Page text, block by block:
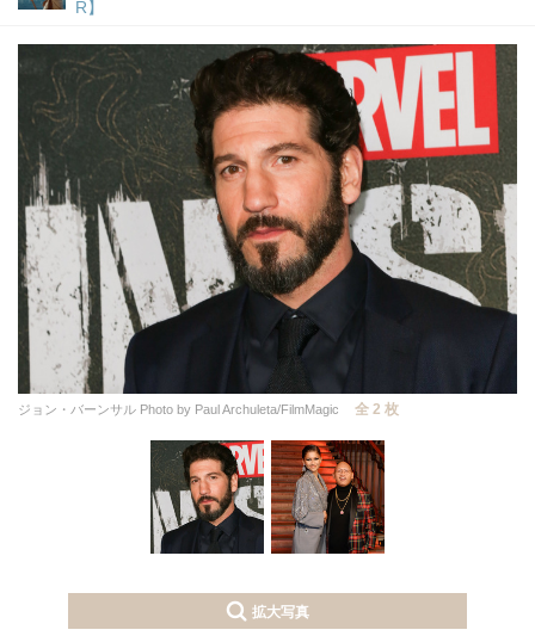
R】
ジョン・バーンサル Photo by Paul Archuleta/FilmMagic 全 2 枚
拡大写真